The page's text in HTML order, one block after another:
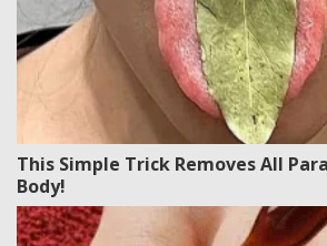
This Simple Trick Removes All
Body!